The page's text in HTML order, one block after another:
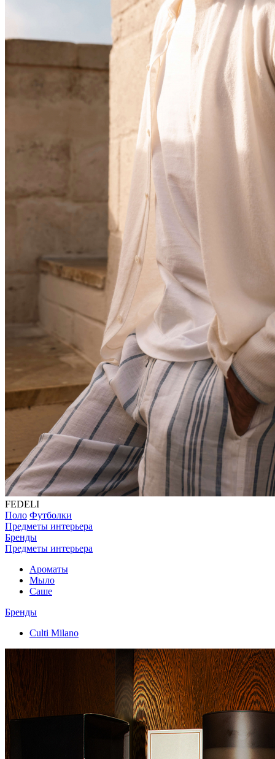
FEDELI
Поло Футболки
Предметы интерьера
Бренды
Предметы интерьера
Ароматы
Мыло
Саше
Бренды
Culti Milano